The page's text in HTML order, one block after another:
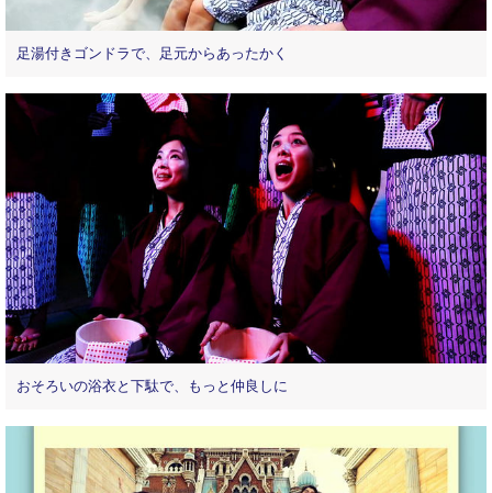
足湯付きゴンドラで、足元からあったかく
おそろいの浴衣と下駄で、もっと仲良しに